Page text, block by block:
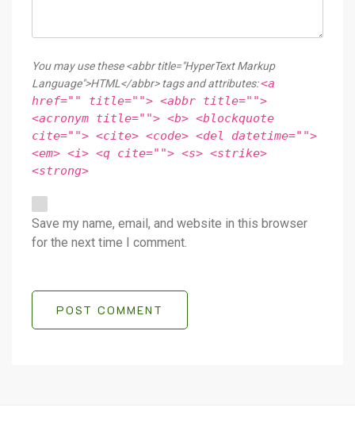
You may use these <abbr title="HyperText Markup
Language">HTML</abbr> tags and attributes:<a
href="" title=""> <abbr title="">
<acronym title=""> <b> <blockquote
cite=""> <cite> <code> <del datetime="">
<em> <i> <q cite=""> <s> <strike>
<strong>
Save my name, email, and website in this browser
for the next time I comment.
POST COMMENT